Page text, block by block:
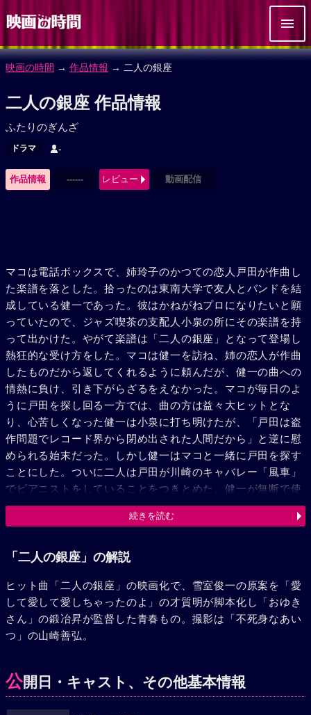
映画の時間 → 作品情報 → 二人の銀座
二人の銀座 作品情報
ふたりのぎんざ
ドラマ -
作品情報 ------ レビュー 動画配信
マコは電話ボックスで、姉玲子のかつての恋人戸田が作曲し
た楽譜を落とした。拾ったのは東南大学で友人とバンドを結
成している健一であった。彼はかねがねプロになりたいと願
っていたので、ジャズ喫茶の支配人小泉の所にその楽譜を持
って出かけた。やがて楽譜は「二人の銀座」となって登場し
熱狂的な受け方をした。マコは健一を訪ね、姉の恋人が作曲
したものだから返してくれるように頼んだが、健一の曲への
情熱に負け、引き下がらざるをえなかった。マコが毎日のよ
うに戸田を探し回る一方では、曲の方は益々大ヒットとな
り、心苦しくなった健一は小泉に打ち明けたが、「戸田は盗
作問題でレコード界から閉め出された人間だから」と逆に慰
められる始末だった。しかし健一はマコと一緒に戸田を探す
ことにした。ついに二人は戸田が川崎のキャバレー「風車」
でピアニストをしていることをつきとめた。健一が無断で使
っていたことを詫びると「歌いたい人が歌い、弾きたい人が
弾く、音楽は皆のものだから」と言うのだった。そしてマコ
った。数日後、いよいよ健一たちのプロへの登龍門となるジ
た。興奮する聴衆を前に健一は今は一切を告白した。一瞬場
内にざわめきが起ったが、正直な告白に場内は更にわきかえ
った。やがて「二人の銀座」の演奏が始った。その中で戸田
は一人淋しく会場から消えていった。その後を玲子が追って
「二人の銀座」を合唱しながら、夕暮れの銀座を青春の行進
を続けていった。
続きを読む
「二人の銀座」の解説
ヒット曲「二人の銀座」の映画化で、雪室俊一の原案を「愛
して愛して愛しちゃったのよ」の才質明が脚本化し「おゆき
さん」の鍛冶昇が監督した青春もの。撮影は「不死身なあい
つ」の山崎善弘。
公開日・キャスト、その他基本情報